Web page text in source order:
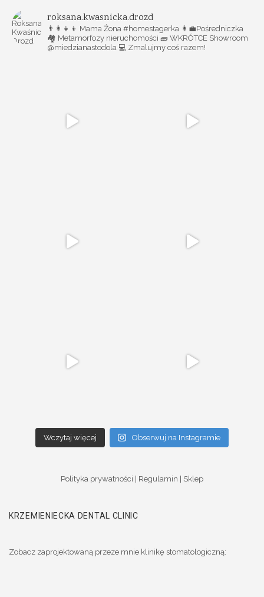
roksana.kwasnicka.drozd
👨‍👩‍👧‍👦 Mama Żona #homestagerka 👩‍💼Pośredniczka
🏘️ Metamorfozy nieruchomości 🧱 WKRÓTCE Showroom
@miedzianastodola 💻 Zmalujmy coś razem!
Wczytaj więcej Obserwuj na Instagramie
Polityka prywatności Regulamin Sklep
KRZEMIENIECKA DENTAL CLINIC
Zobacz zaprojektowaną przeze mnie klinikę stomatologiczną: